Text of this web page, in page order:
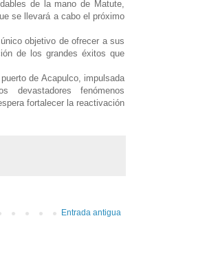
de la mano de Matute,
se llevará a cabo el próximo
objetivo de ofrecer a sus
de los grandes éxitos que
de Acapulco, impulsada
devastadores fenómenos
fortalecer la reactivación
Entrada antigua